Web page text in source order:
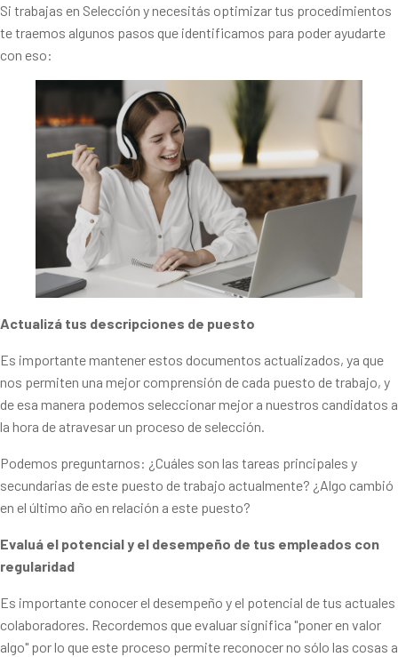
Si trabajas en Selección y necesitás optimizar tus procedimientos
te traemos algunos pasos que identificamos para poder ayudarte
con eso:
Actualizá tus descripciones de puesto
Es importante mantener estos documentos actualizados, ya que
nos permiten una mejor comprensión de cada puesto de trabajo, y
de esa manera podemos seleccionar mejor a nuestros candidatos a
la hora de atravesar un proceso de selección.
Podemos preguntarnos: ¿Cuáles son las tareas principales y
secundarias de este puesto de trabajo actualmente? ¿Algo cambió
en el último año en relación a este puesto?
Evaluá el potencial y el desempeño de tus empleados con
regularidad
Es importante conocer el desempeño y el potencial de tus actuales
colaboradores. Recordemos que evaluar significa "poner en valor
algo" por lo que este proceso permite reconocer no sólo las cosas a